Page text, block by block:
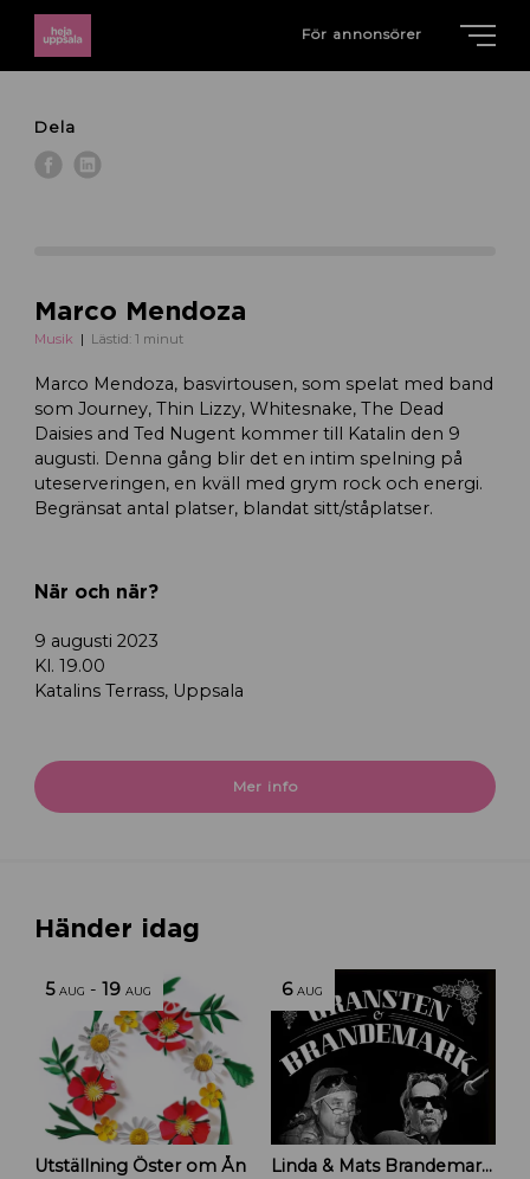
För annonsörer
Dela
Marco Mendoza
Musik Lästid: 1 minut
Marco Mendoza, basvirtousen, som spelat med band
som Journey, Thin Lizzy, Whitesnake, The Dead
Daisies and Ted Nugent kommer till Katalin den 9
augusti. Denna gång blir det en intim spelning på
uteserveringen, en kväll med grym rock och energi.
Begränsat antal platser, blandat sitt/ståplatser.
När och när?
9 augusti 2023
Kl. 19.00
Katalins Terrass, Uppsala
Mer info
Händer idag
5 AUG -19 AUG
Utställning Öster om Ån
6 AUG
Linda & Mats Brandemark & Marc Gransten